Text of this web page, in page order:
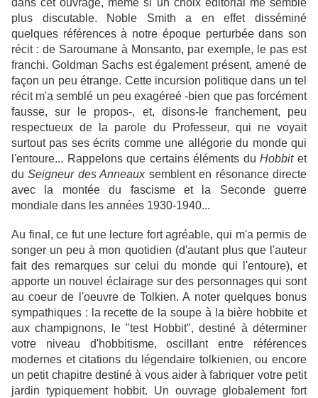
dans cet ouvrage, même si un choix éditorial me semble
plus discutable. Noble Smith a en effet disséminé
quelques références à notre époque perturbée dans son
récit : de Saroumane à Monsanto, par exemple, le pas est
franchi. Goldman Sachs est également présent, amené de
façon un peu étrange. Cette incursion politique dans un tel
récit m'a semblé un peu exagéreé -bien que pas forcément
fausse, sur le propos-, et, disons-le franchement, peu
respectueux de la parole du Professeur, qui ne voyait
surtout pas ses écrits comme une allégorie du monde qui
l'entoure... Rappelons que certains éléments duHobbitet
duSeigneur des Anneauxsemblent en résonance directe
avec la montée du fascisme et la Seconde guerre
mondiale dans les années 1930-1940...
Au final, ce fut une lecture fort agréable, qui m'a permis de
songer un peu à mon quotidien (d'autant plus que l'auteur
fait des remarques sur celui du monde qui l'entoure), et
apporte un nouvel éclairage sur des personnages qui sont
au coeur de l'oeuvre de Tolkien. A noter quelques bonus
sympathiques : la recette de la soupe à la bière hobbite et
aux champignons, le "test Hobbit", destiné à déterminer
votre niveau d'hobbitisme, oscillant entre références
modernes et citations du légendaire tolkienien, ou encore
un petit chapitre destiné à vous aider à fabriquer votre petit
jardin typiquement hobbit. Un ouvrage globalement fort